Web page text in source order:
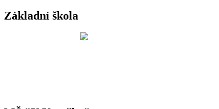
Základní škola